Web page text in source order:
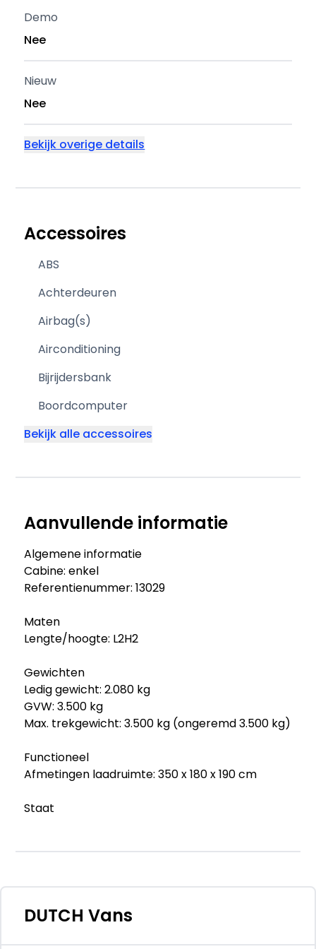
Demo
Nee
Nieuw
Nee
Bekijk overige details
Accessoires
ABS
Achterdeuren
Airbag(s)
Airconditioning
Bijrijdersbank
Boordcomputer
Bekijk alle accessoires
Aanvullende informatie
Algemene informatie
Cabine: enkel
Referentienummer: 13029
Maten
Lengte/hoogte: L2H2
Gewichten
Ledig gewicht: 2.080 kg
GVW: 3.500 kg
Max. trekgewicht: 3.500 kg (ongeremd 3.500 kg)
Functioneel
Afmetingen laadruimte: 350 x 180 x 190 cm
Staat
ondernemers
Productveiligheid
Fabrikant: DUTCH Vans Mercuriusweg 41 3771NC
DUTCH Vans